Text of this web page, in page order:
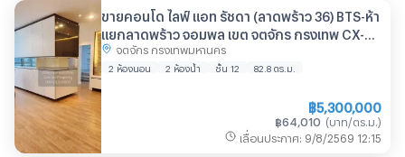
ขายคอนโด ไลฟ์ แอท รัชดา (ลาดพร้าว 36) BTS-ห้า
แยกลาดพร้าว จอมพล เขต จตุจักร กรุงเทพ CX-
40651 ✅ ทักไลน์ @connexproperty ตอบทันที
ทีมงานมืออาชีพ ✅
จตุจักร กรุงเทพมหานคร
2 ห้องนอน 2 ห้องน้ำ ชั้น 12 82.8 ตร.ม.
฿5,300,000
฿64,010 (บาท/ตร.ม. )
เลื่อนประกาศ : 9/8/2569 12:15